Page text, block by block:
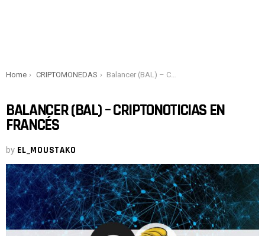
You are here:
Home CRIPTOMONEDAS Balancer (BAL) – Criptonoticias en francés
BALANCER (BAL) – CRIPTONOTICIAS EN
FRANCÉS
by EL_MOUSTAKO